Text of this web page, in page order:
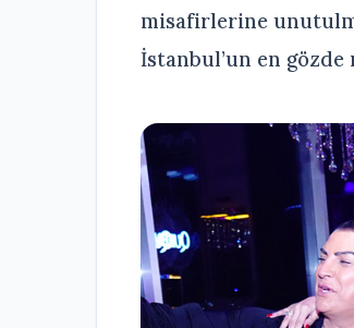
misafirlerine
İstanbul’un en gözde